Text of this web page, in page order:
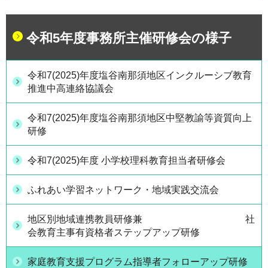
令和5年度事務所主催研修会の様子
令和7(2025)年度塩谷南那須地区インクルーシブ教育
推進中高連絡協議会
令和7(2025)年度塩谷南那須地区中堅教諭等資質向上
研修
令和7(2025)年度 小学校理科教育担当者研修会
ふれあい学習ネットワーク・地域実践交流会
地区別地域連携教員研修兼 社
会教育主事有資格者ステップアップ研修
家庭教育支援プログラム指導者フォローアップ研修